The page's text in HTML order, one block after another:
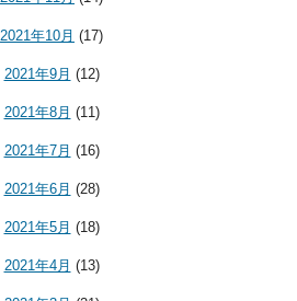
2021年10月 (17)
2021年9月 (12)
2021年8月 (11)
2021年7月 (16)
2021年6月 (28)
2021年5月 (18)
2021年4月 (13)